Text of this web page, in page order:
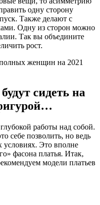
одну сторону
Также делают с
Одну из сторон можно
Так вы объедините
рост.
женщин на 2021
сидеть на
работы над собой.
себе позволить, но ведь
условиях. Это вполне
фасона платья. Итак,
модели платьев